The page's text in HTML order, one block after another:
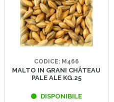
CODICE: M466
MALTO IN GRANI CHÂTEAU
PALE ALE KG.25
DISPONIBILE